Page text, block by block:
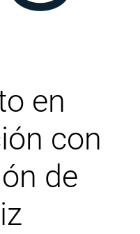
en
con
de